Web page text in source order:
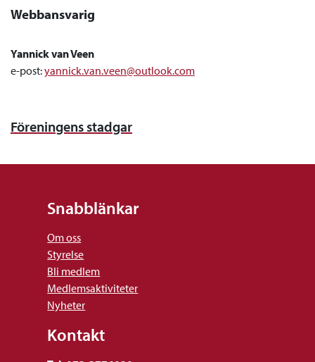
Webbansvarig
Yannick van Veen
e-post:yannick.van.veen@outlook.com
Föreningens stadgar
Snabblänkar
Om oss
Styrelse
Bli medlem
Medlemsaktiviteter
Nyheter
Kontakt